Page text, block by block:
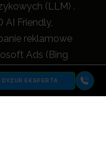
(LLM) .
AI Friendly,
reklamowe
Ads (Bing
digital, które
ale przede
DYŻUR EKSPERTA